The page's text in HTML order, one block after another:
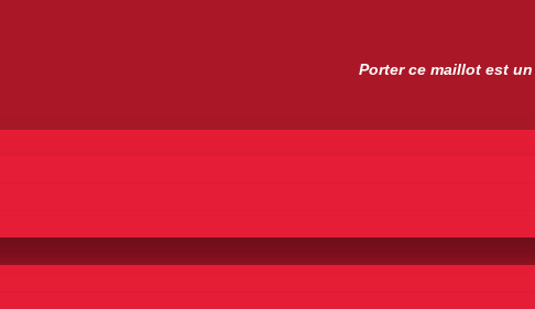
Porter ce maillot est